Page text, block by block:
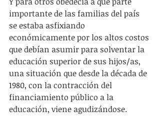
importante de las familias del país
se estaba asfixiando
económicamente por los altos costos
que debían asumir para solventar la
educación superior de sus hijos/as,
una situación que desde la década de
1980, con la contracción del
financiamiento público a la
educación, viene agudizándose.